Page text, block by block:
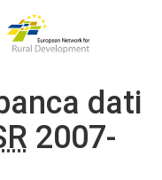
dati
2007-